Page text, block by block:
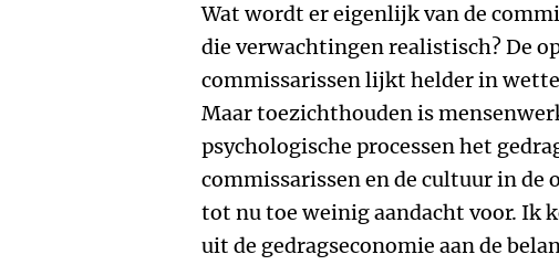
Wat wordt er eigenlijk van de
die verwachtingen realistisch? De
commissarissen lijkt helder in
Maar toezichthouden is
psychologische processen het
commissarissen en de cultuur in de
tot nu toe weinig aandacht voor. Ik
uit de gedragseconomie aan de